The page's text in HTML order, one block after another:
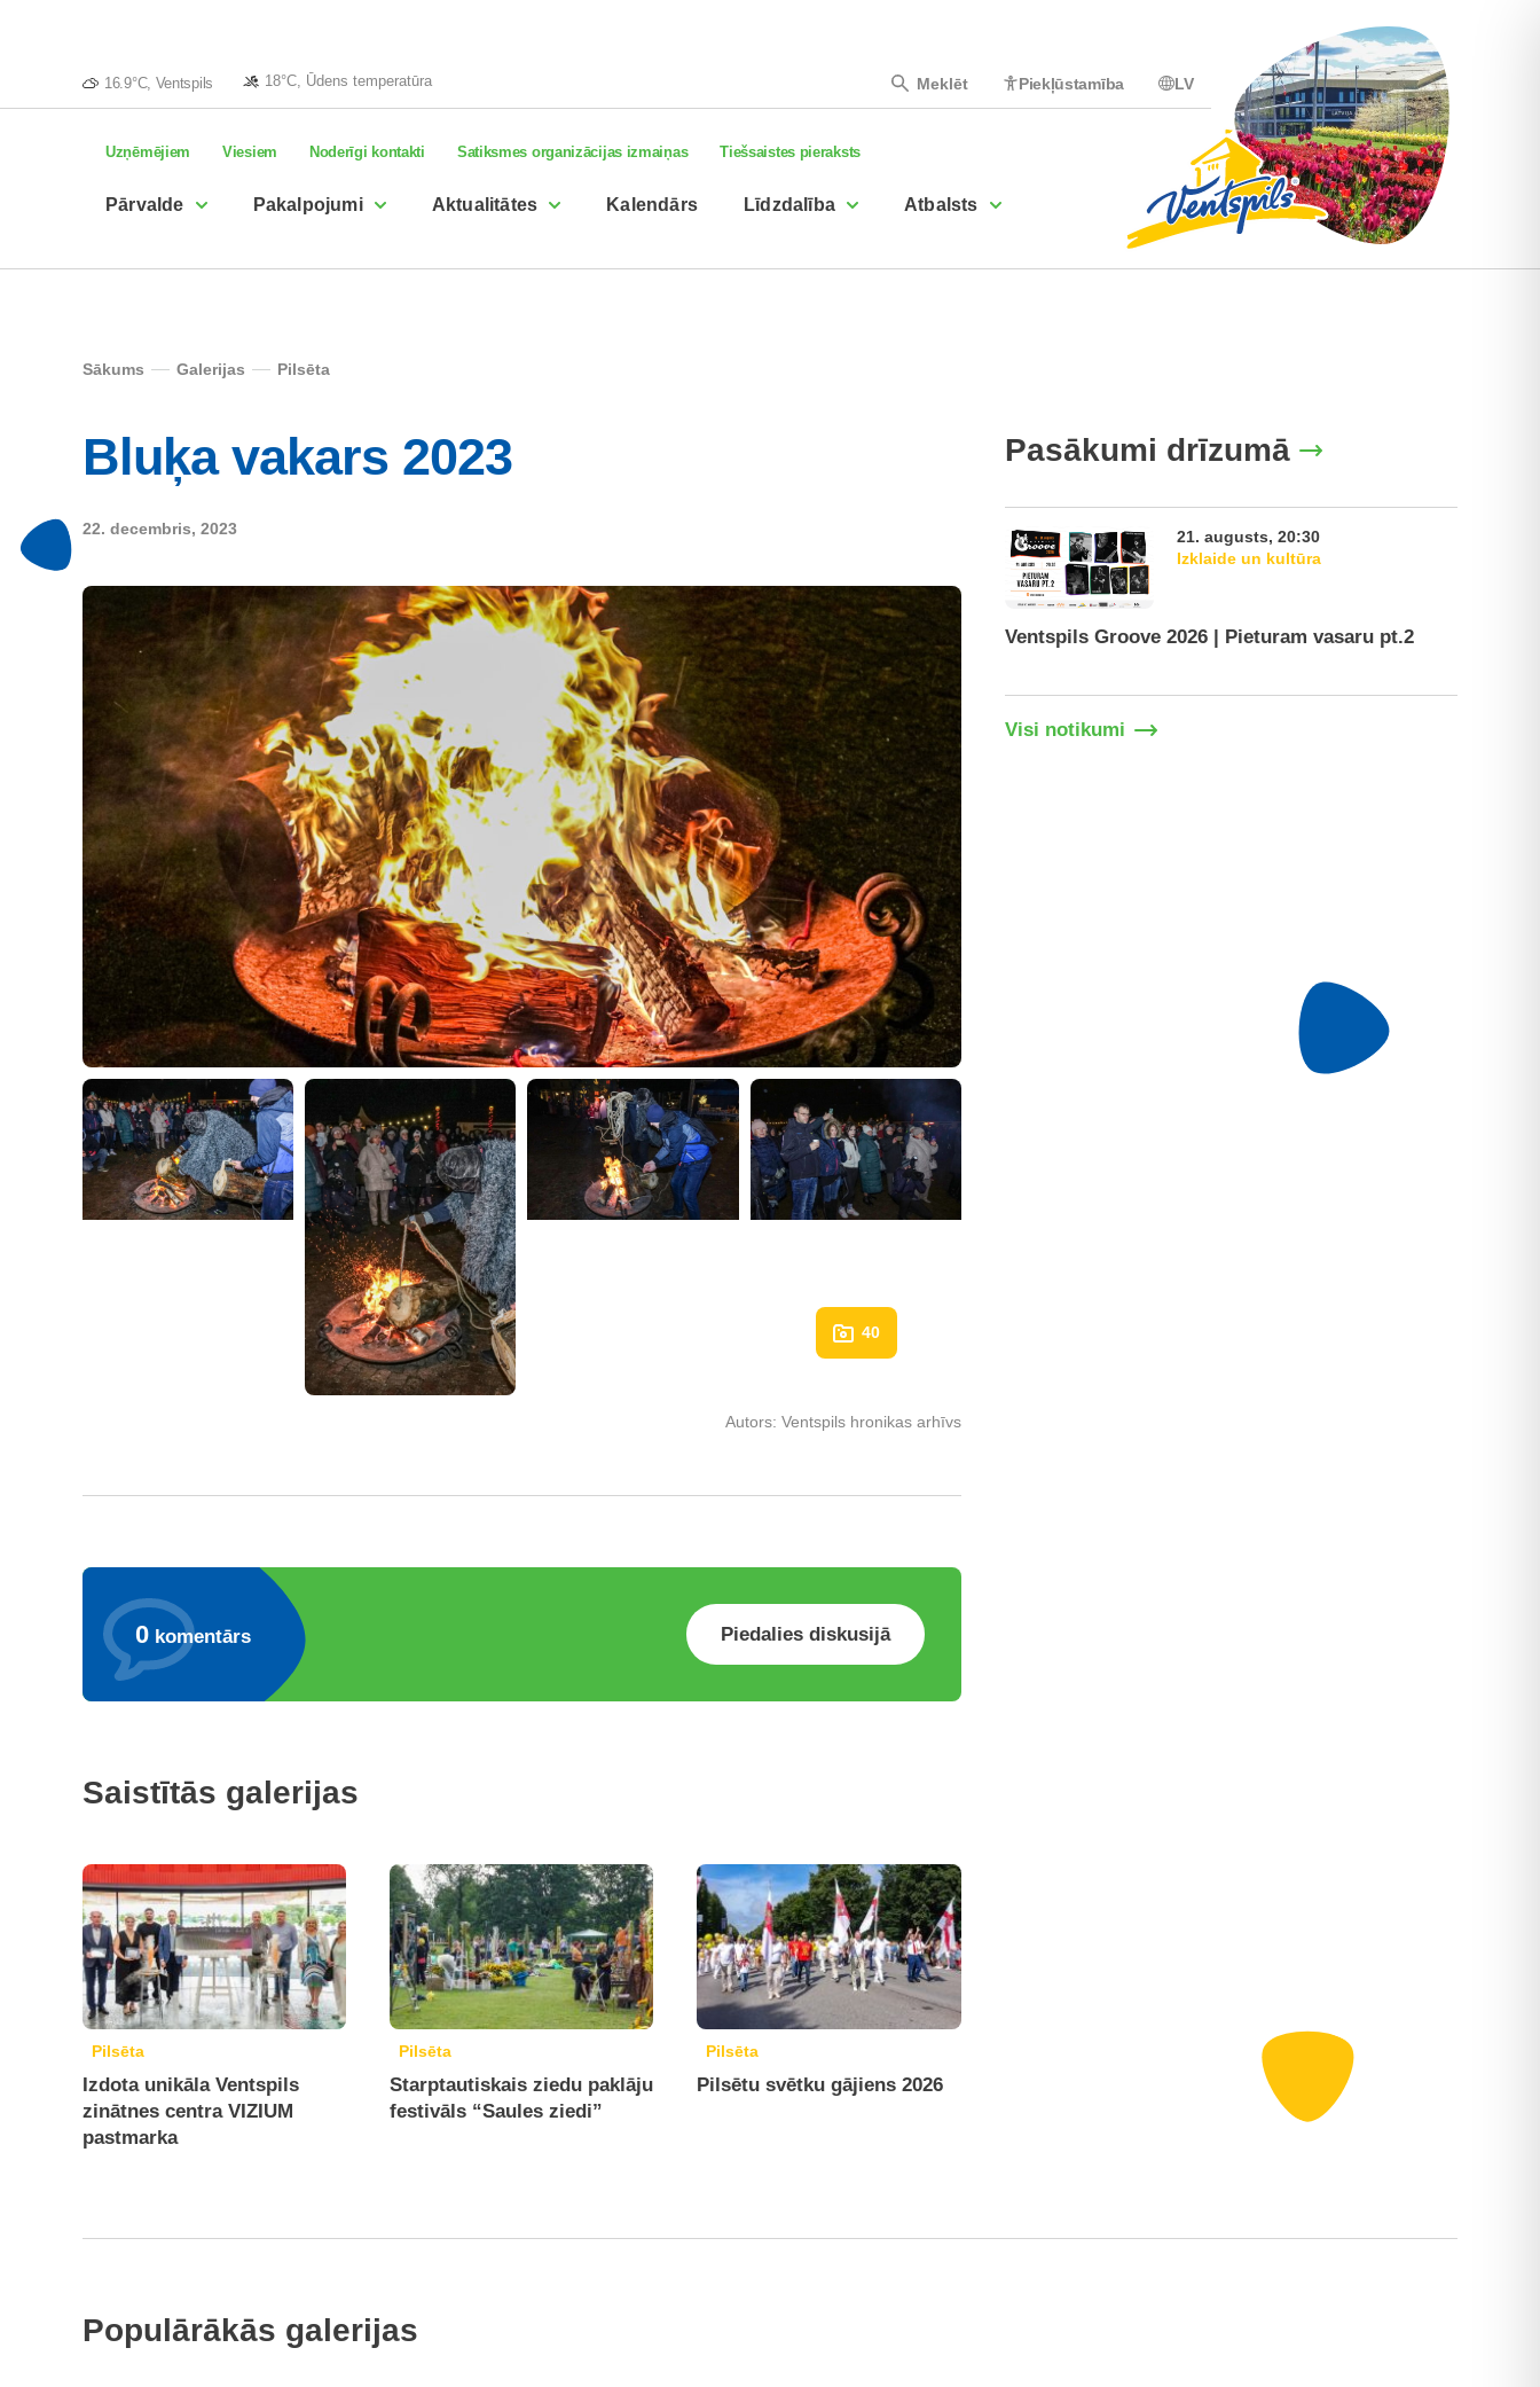
16.9°C, Ventspils 18°C, Ūdens temperatūra Meklēt Piekļūstamība LV
Uzņēmējiem Viesiem Noderīgi kontakti Satiksmes organizācijas izmaiņas Tiešsaistes pieraksts
Pārvalde Pakalpojumi Aktualitātes Kalendārs Līdzdalība Atbalsts
Sākums Galerijas Pilsēta
Bluķa vakars 2023
22. decembris, 2023
40
Autors: Ventspils hronikas arhīvs
0 komentārs Piedalies diskusijā
Saistītās galerijas
Pilsēta
Izdota unikāla Ventspils
zinātnes centra VIZIUM
pastmarka
Pilsēta
Starptautiskais ziedu paklāju
festivāls “Saules ziedi”
Pilsēta
Pilsētu svētku gājiens 2026
Pasākumi drīzumā
21. augusts, 20:30
Izklaide un kultūra
Ventspils Groove 2026 | Pieturam vasaru pt.2
Visi notikumi
Populārākās galerijas